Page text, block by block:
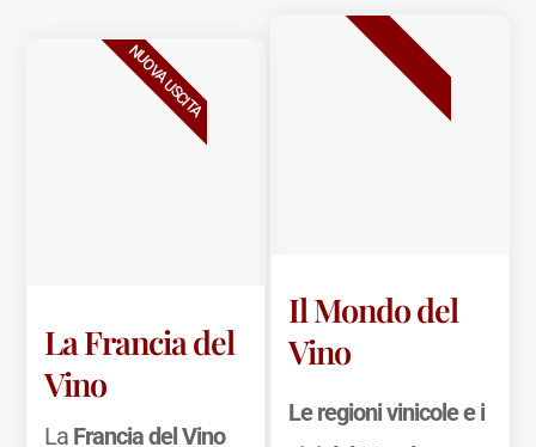
La Francia del
Vino
La Francia del Vino
NUOVA USCITA
Il Mondo del
Vino
Le regioni vinicole e i
BESTSELLER